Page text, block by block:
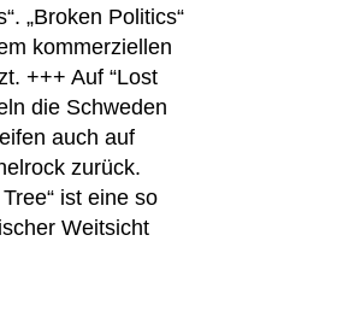
„Broken Politics“
kommerziellen
+++ Auf “Lost
die Schweden
auch auf
zurück.
ist eine so
Weitsicht